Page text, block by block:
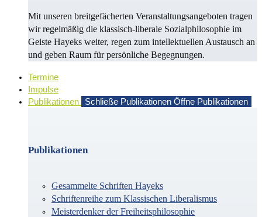
Mit unseren breitgefächerten Veranstaltungsangeboten tragen
wir regelmäßig die klassisch-liberale Sozialphilosophie im
Geiste Hayeks weiter, regen zum intellektuellen Austausch an
und geben Raum für persönliche Begegnungen.
Termine
Impulse
Publikationen
Schließe Publikationen Öffne Publikationen
Publikationen
Gesammelte Schriften Hayeks
Schriftenreihe zum Klassischen Liberalismus
Meisterdenker der Freiheitsphilosophie